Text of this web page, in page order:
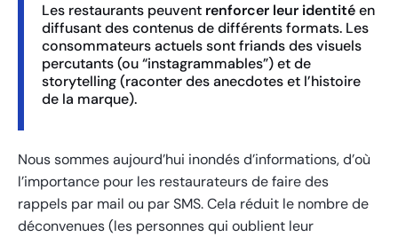
Les restaurants peuvent renforcer leur identitéen
diffusant des contenus de différents formats. Les
consommateurs actuels sont friands des visuels
percutants (ou “instagrammables”) et de
storytelling (raconter des anecdotes et l’histoire
de la marque).
Nous sommes aujourd’hui inondés d’informations, d’où
l’importance pour les restaurateurs de faire des
rappels par mail ou par SMS. Cela réduit le nombre de
déconvenues (les personnes qui oublient leur